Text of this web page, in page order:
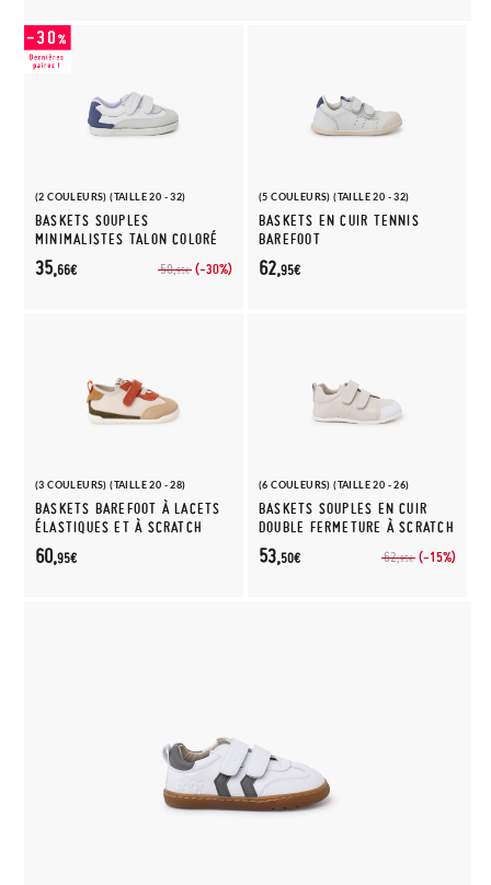
(2 COULEURS) (TAILLE 20 - 32)
BASKETS SOUPLES
MINIMALISTES TALON COLORÉ
50,95€ (-30%)
35,66€
(5 COULEURS) (TAILLE 20 - 32)
BASKETS EN CUIR TENNIS
BAREFOOT
62,95€
(3 COULEURS) (TAILLE 20 - 28)
BASKETS BAREFOOT À LACETS
ÉLASTIQUES ET À SCRATCH
60,95€
(6 COULEURS) (TAILLE 20 - 26)
BASKETS SOUPLES EN CUIR
DOUBLE FERMETURE À SCRATCH
62,95€ (-15%)
53,50€